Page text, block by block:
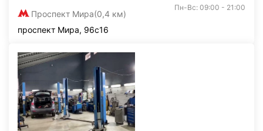
Проспект Мира(0,4 км)
Пн-Вс: 09:00 - 21:00
проспект Мира, 96с16